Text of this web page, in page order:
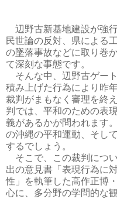
辺野古新基地建設が強
民世論の反対、県による
の墜落事故などに取り巻
て深刻な事態です。
そんな中、辺野古ゲー
積み上げた行為により昨
裁判がまもなく審理を終
判では、平和のための表
義があるかが問われます
の沖縄の平和運動、そし
するでしょう。
そこで、この裁判につ
出の意見書「表現行為に
性」を執筆した高作正博
心に、多分野の学問的な